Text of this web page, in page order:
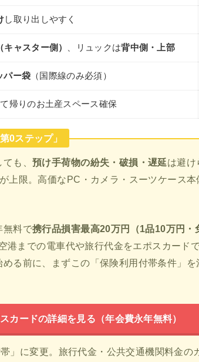
し取り出しやすく
ャスター側） 、リュックは背中側・上部
パー袋 （国際線のみ必須）
帰りのお土産スペース確保
0ステップ」
ても、預け手荷物の紛失・破損・遅延は避け
上限。高価なPC・カメラ・スーツケース本
無料で携行品損害最高20万円（1品10万円・
港までの電車代や旅行代金をエポスカード
る前に、まずこの「保険利用付帯条件」
カードの詳細を見る（年会費永年無料）
」に変更。旅行代金・公共交通機関料金の